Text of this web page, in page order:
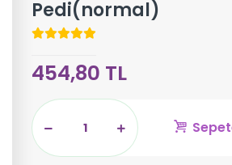
Pedi(normal)
454,80 TL